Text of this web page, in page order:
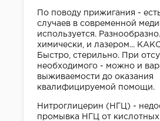
По поводу прижигания -
случаев в современной
используется.
химически, и лазером...
Быстро, стерильно. При
необходимого - можно и
выживаемости до оказания
квалифицируемой помощи.
Нитроглицерин (НГЦ) -
промывка НГЦ от